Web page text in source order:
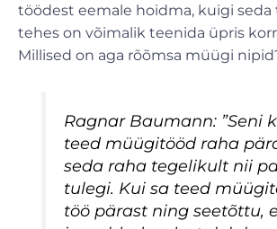
töödest eemale hoidma, kuigi seda
tehes on võimalik teenida üpris
Millised on aga rõõmsa müügi
Ragnar Baumann: ”Seni
teed müügitööd raha
seda raha tegelikult nii
tulegi. Kui sa teed
töö pärast ning seetõttu,